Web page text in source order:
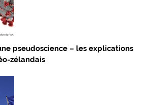
pseudoscience – les explications
zélandais